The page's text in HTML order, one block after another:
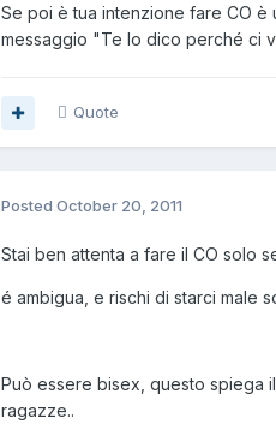
Se poi è tua intenzione fare CO è
messaggio "Te lo dico perché ci
Quote
Posted October 20, 2011
Stai ben attenta a fare il CO solo
é ambigua, e rischi di starci male
Può essere bisex, questo spiega
ragazze..